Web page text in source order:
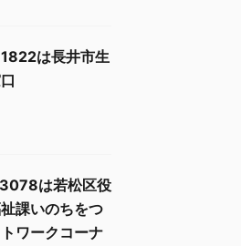
は長井市生
は若松区役
課いのちをつ
ワークコーナ